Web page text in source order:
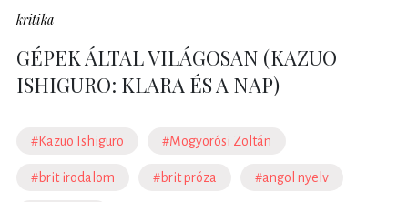
kritika
GÉPEK ÁLTAL VILÁGOSAN (KAZUO
ISHIGURO: KLARA ÉS A NAP)
#Kazuo Ishiguro #Mogyorósi Zoltán
#brit irodalom #brit próza #angol nyelv